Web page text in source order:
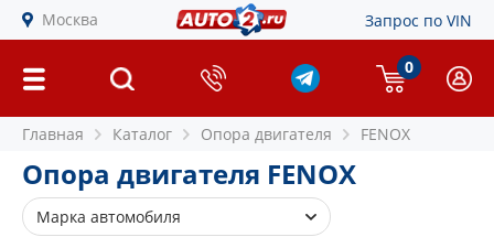
Москва Запрос по VIN
0
Главная Каталог Опора двигателя FENOX
Опора двигателя FENOX
Марка автомобиля